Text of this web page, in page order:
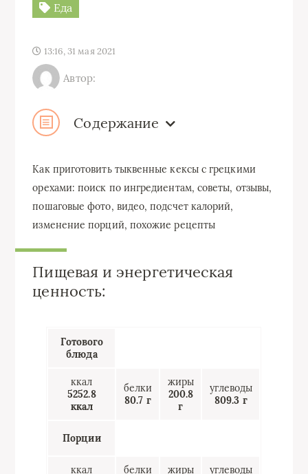
Еда
13:16, 31 мая 2021
Автор:
Содержание
Как приготовить тыквенные кексы с грецкими
орехами: поиск по ингредиентам, советы, отзывы,
пошаговые фото, видео, подсчет калорий,
изменение порций, похожие рецепты
Пищевая и энергетическая
ценность:
Готового
блюда
ккал
5252.8
ккал
белки
80.7 г
жиры
200.8
г
углеводы
809.3 г
Порции
ккал
белки
жиры
углеводы